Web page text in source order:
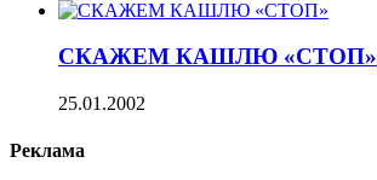
СКАЖЕМ КАШЛЮ «СТОП»
25.01.2002
Реклама